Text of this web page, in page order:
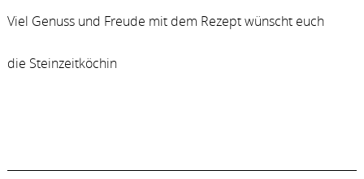
Viel Genuss und Freude mit dem Rezept wünscht euch
die Steinzeitköchin